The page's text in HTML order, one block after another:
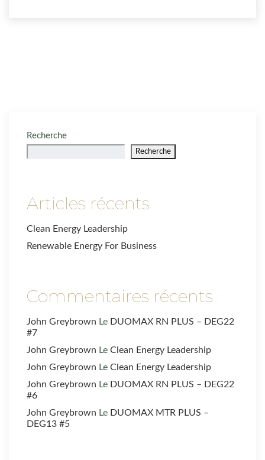
Recherche
Recherche
Articles récents
Clean Energy Leadership
Renewable Energy For Business
Commentaires récents
John Greybrown Le DUOMAX RN PLUS – DEG22
#7
John Greybrown Le Clean Energy Leadership
John Greybrown Le Clean Energy Leadership
John Greybrown Le DUOMAX RN PLUS – DEG22
#6
John Greybrown Le DUOMAX MTR PLUS –
DEG13 #5